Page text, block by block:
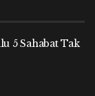
5 Sahabat Tak